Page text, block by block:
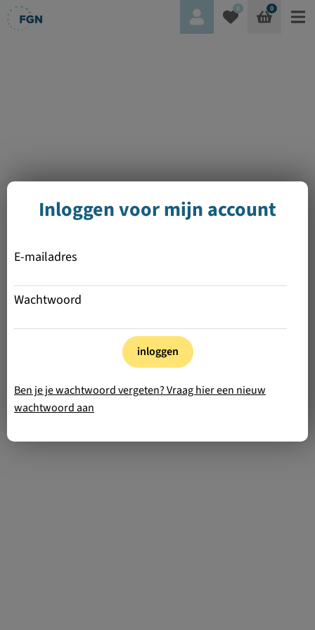
0 0
Inloggen voor mijn account
E-mailadres
Wachtwoord
inloggen
Ben je je wachtwoord vergeten? Vraag hier een nieuw
wachtwoord aan